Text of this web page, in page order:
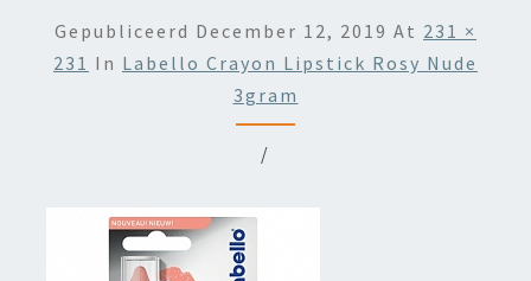
Gepubliceerd December 12, 2019 At 231 ×
231 In Labello Crayon Lipstick Rosy Nude
3gram
/